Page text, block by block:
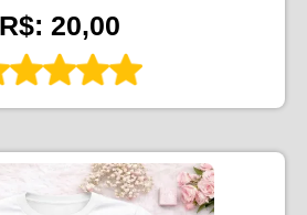
R$: 20,00